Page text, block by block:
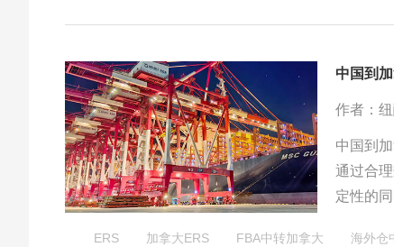
中国到
作者：
中国到
通过合
定性的
ERS 加拿大ERS FBA中转加拿大 海外仓